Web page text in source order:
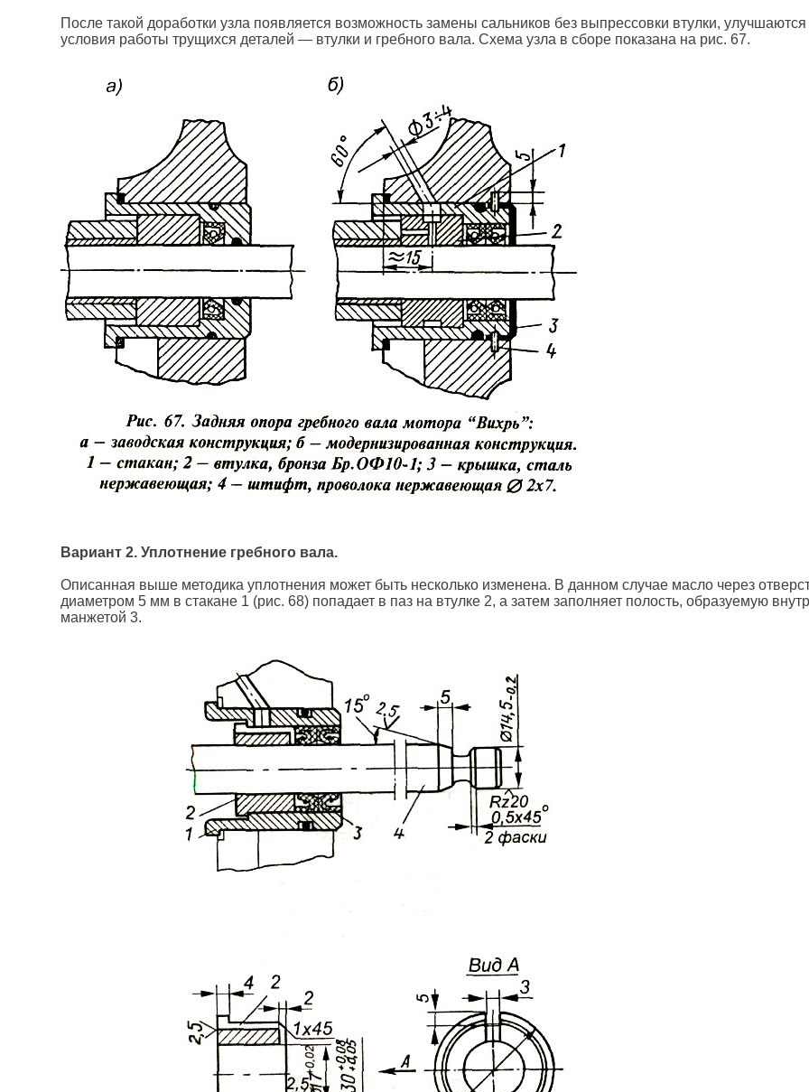
После такой доработки узла появляется возможность замены сальников без выпрессовки втулки, улучшаются
условия работы трущихся деталей — втулки и гребного вала. Схема узла в сборе показана на рис. 67.
Вариант 2. Уплотнение гребного вала.
Описанная выше методика уплотнения может быть несколько изменена. В данном случае масло через
диаметром 5 мм в стакане 1 (рис. 68) попадает в паз на втулке 2, а затем заполняет полость, образуемую
манжетой 3.